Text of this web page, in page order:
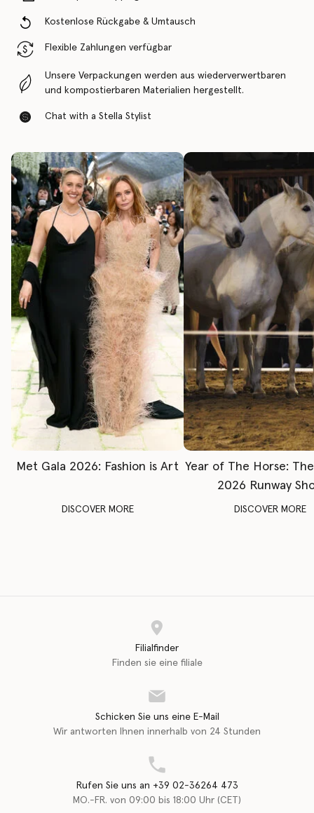
Kostenlose Rückgabe & Umtausch
Flexible Zahlungen verfügbar
Unsere Verpackungen werden aus wiederverwertbaren
und kompostierbaren Materialien hergestellt.
Chat with a Stella Stylist
Met Gala 2026: Fashion is Art
DISCOVER MORE
Year of The Horse:
2026 Runway
DISCOVER MORE
Filialfinder
Finden sie eine filiale
Schicken Sie uns eine E-Mail
Wir antworten Ihnen innerhalb von 24 Stunden
Rufen Sie uns an +39 02-36264 473
MO.-FR. von 09:00 bis 18:00 Uhr (CET)